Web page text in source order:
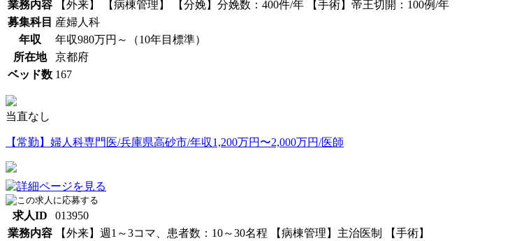
業務内容
【外来】 【病棟管理】 【分娩】分娩数：400件/年 【手術】帝王切開：100例/年
募集科目 産婦人科
年収
年収980万円～（10年目標準）
所在地
京都府
ベッド数 167
当直なし
【常勤】婦人科専門医/兵庫県高砂市/年収1,200万円〜2,000万円/医師
求人ID
013950
業務内容
【外来】週1～3コマ、患者数：10～30名程 【病棟管理】主治医制 【手術】